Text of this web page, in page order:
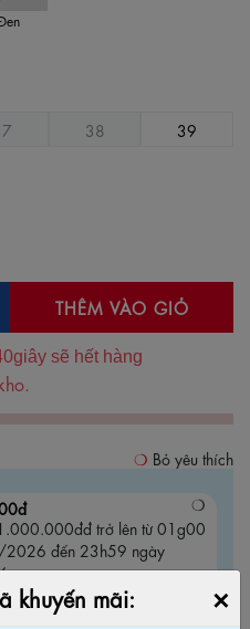
38
39
THÊM VÀO GIỎ
giây sẽ hết hàng
Bỏ yêu thích
trở lên từ 01g00
đến 23h59 ngày
khuyến mãi: ×